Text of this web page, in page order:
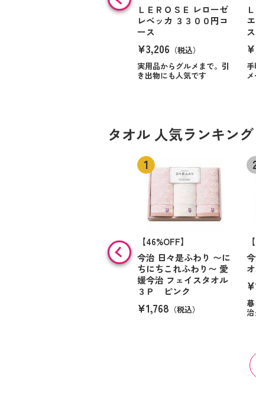
ＬＥＲＯＳＥ レローゼ
レベッカ ３３００円コ
ース
¥3,206 （税込）
実用品からグルメまで。引
き出物にも人気です
ス
タオル 人気ランキング
【46%OFF】
今治 日々是ふわり 〜に
ちにちこれふわり〜 愛
媛今治 フェイスタオル
３Ｐ ピンク
¥1,768 （税込）
治